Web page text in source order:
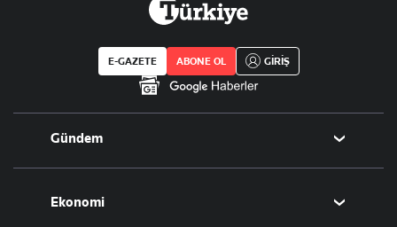
E-GAZETE ABONE OL GİRİŞ
Gündem
Politika
Eğitim
Ekonomi